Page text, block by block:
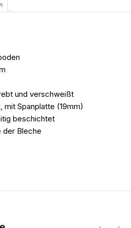
und verschweißt
Spanplatte (19mm)
beschichtet
der Bleche